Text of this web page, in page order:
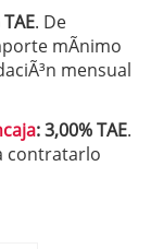
. De
mÃ­nimo
mensual
: 3,00% TAE.
contratarlo